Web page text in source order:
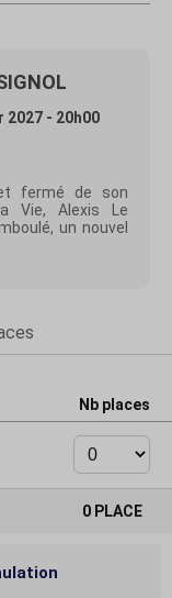
2027 - 20h00
fermé de son
Vie, Alexis Le
un nouvel
lancé dans
n'importe quel
finesse et
bien au-delà de
003907
Nb places
0 PLACE